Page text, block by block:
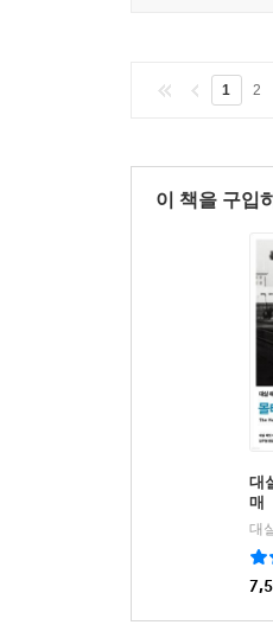
1 2
이 책을 구입
대
매
대